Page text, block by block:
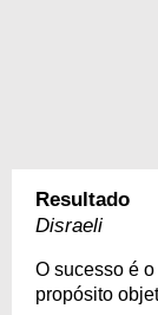
Resultado
Disraeli
O sucesso é
propósito